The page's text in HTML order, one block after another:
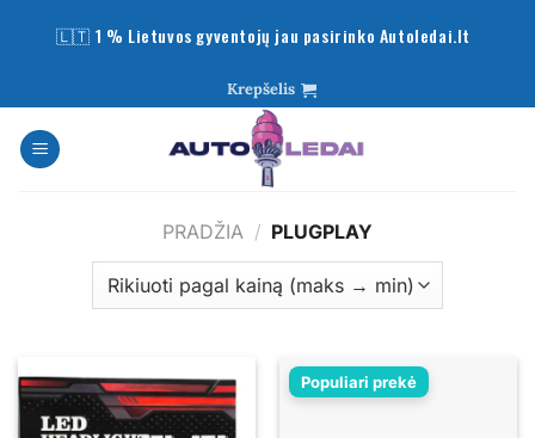
🇱🇹 1 % Lietuvos gyventojų jau pasirinko Autoledai.lt
Krepšelis
PRADŽIA / PLUGPLAY
Populiari prekė